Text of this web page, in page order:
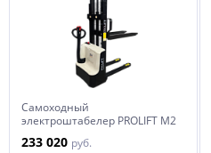
Самоходный
электроштабелер PROLIFT M2
233 020 руб.